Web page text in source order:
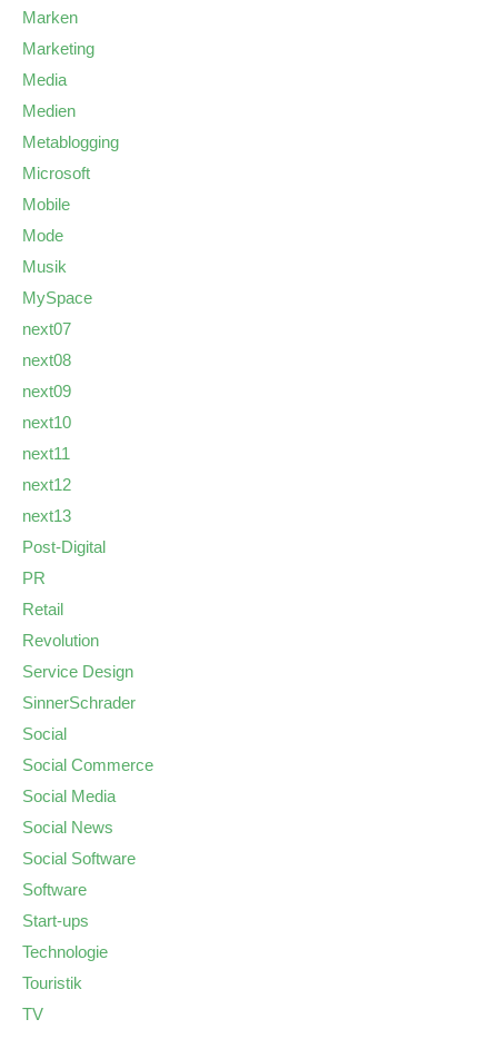
Marken
Marketing
Media
Medien
Metablogging
Microsoft
Mobile
Mode
Musik
MySpace
next07
next08
next09
next10
next11
next12
next13
Post-Digital
PR
Retail
Revolution
Service Design
SinnerSchrader
Social
Social Commerce
Social Media
Social News
Social Software
Software
Start-ups
Technologie
Touristik
TV